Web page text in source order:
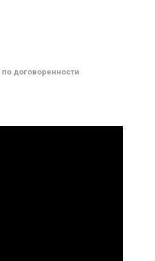
по договоренности